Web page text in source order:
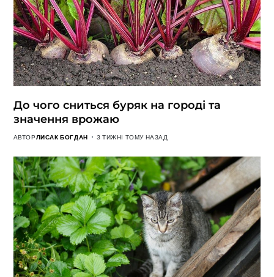
До чого сниться буряк на городі та
значення врожаю
АВТОРЛИСАК БОГДАН 3 ТИЖНІ ТОМУ НАЗАД